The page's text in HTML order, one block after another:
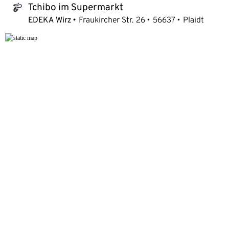
tchibo_logo Tchibo im Supermarkt
EDEKA Wirz Fraukircher Str. 26 56637 Plaidt